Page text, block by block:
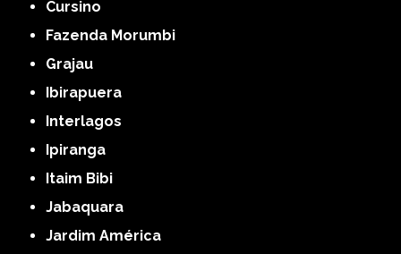
Cursino
Fazenda Morumbi
Grajau
Ibirapuera
Interlagos
Ipiranga
Itaim Bibi
Jabaquara
Jardim América